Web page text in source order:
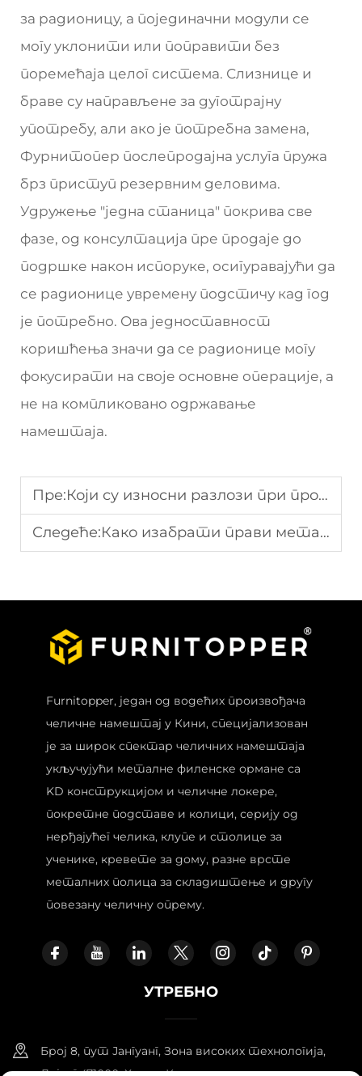
за радионицу, а појединачни модули се
могу уклонити или поправити без
поремећаја целог система. Слизнице и
браве су направљене за дуготрајну
употребу, али ако је потребна замена,
Фурнитопер послепродајна услуга пружа
брз приступ резервним деловима.
Удружење "једна станица" покрива све
фазе, од консултација пре продаје до
подршке након испоруке, осигуравајући да
се радионице увремену подстичу кад год
је потребно. Ова једноставност
коришћења значи да се радионице могу
фокусирати на своје основне операције, а
не на компликовано одржавање
намештаја.
Пре:Који су износни разлози при производњи стаљених хемијских ормара за складиштење за тржишта ЕУ и Северне Америке?
Следеће:Како изабрати прави метални ормарац за складиштење
Furnitopper, један од водећих произвођача
челичне намештај у Кини, специјализован
је за широк спектар челичних намештаја
укључујући металне филенске ормане са
KD конструкцијом и челичне локере,
покретне подставе и колици, серију од
нерђајућег челика, клупе и столице за
ученике, кревете за дому, разне врсте
металних полица за складиштење и другу
повезану челичну опрему.
УТРЕБНО
Број 8, пут Јангуанг, Зона високих технологија,